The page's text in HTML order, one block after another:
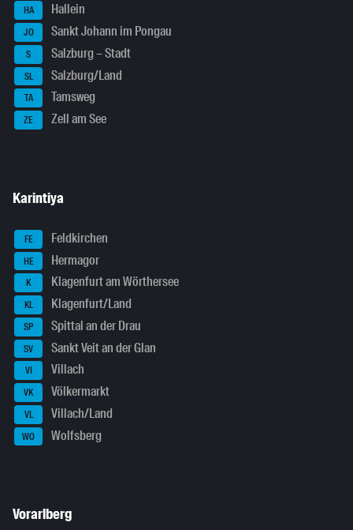
HA Hallein
JO Sankt Johann im Pongau
S Salzburg – Stadt
SL Salzburg/Land
TA Tamsweg
ZE Zell am See
Karintiya
FE Feldkirchen
HE Hermagor
K Klagenfurt am Wörthersee
KL Klagenfurt/Land
SP Spittal an der Drau
SV Sankt Veit an der Glan
VI Villach
VK Völkermarkt
VL Villach/Land
WO Wolfsberg
Vorarlberg